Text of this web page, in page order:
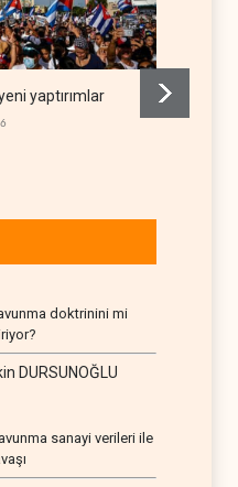
yaptırımlar
doktrinini mi
DURSUNOĞLU
sanayi verileri ile